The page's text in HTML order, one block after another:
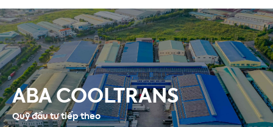
ABA COOLTRANS
Quỹ đầu tư tiếp theo